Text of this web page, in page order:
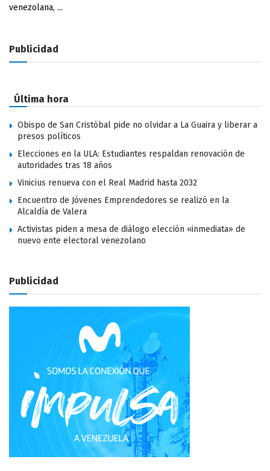
venezolana, ...
Publicidad
Última hora
Obispo de San Cristóbal pide no olvidar a La Guaira y liberar a
presos políticos
Elecciones en la ULA: Estudiantes respaldan renovación de
autoridades tras 18 años
Vinicius renueva con el Real Madrid hasta 2032
Encuentro de Jóvenes Emprendedores se realizó en la
Alcaldía de Valera
Activistas piden a mesa de diálogo elección «inmediata» de
nuevo ente electoral venezolano
Publicidad